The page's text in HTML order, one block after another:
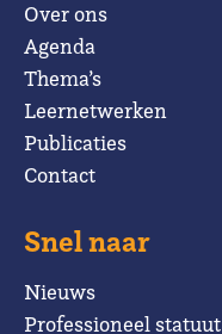
Over ons
Agenda
Thema’s
Leernetwerken
Publicaties
Contact
Snel naar
Nieuws
Professioneel statuut